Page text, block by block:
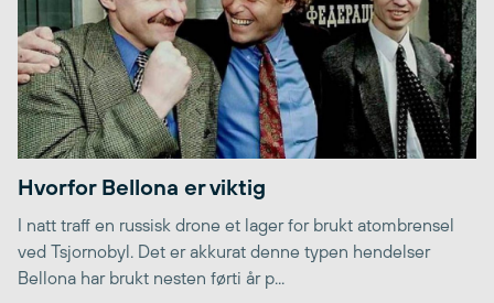
Hvorfor Bellona er viktig
I natt traff en russisk drone et lager for brukt atombrensel
ved Tsjornobyl. Det er akkurat denne typen hendelser
Bellona har brukt nesten førti år p...